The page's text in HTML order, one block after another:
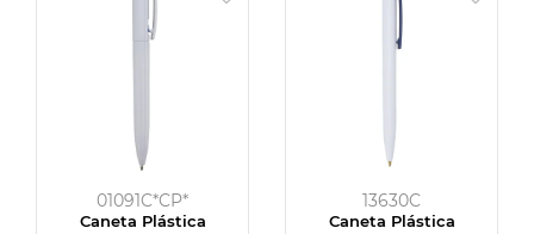
01091C*CP*
Caneta Plástica
13630C
Caneta Plástica